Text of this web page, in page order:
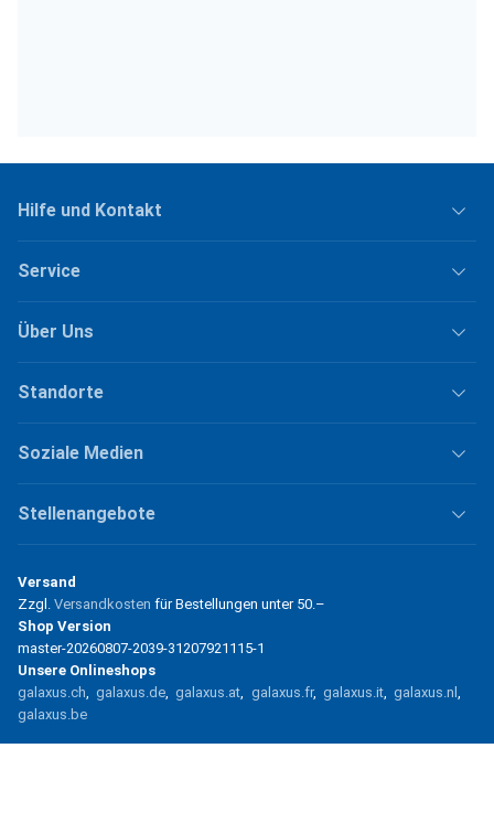
Hilfe und Kontakt
Service
Über Uns
Standorte
Soziale Medien
Stellenangebote
Versand
Zzgl. Versandkosten für Bestellungen unter 50.–
Shop Version
master-20260807-2039-31207921115-1
Unsere Onlineshops
galaxus.ch
galaxus.de galaxus.at galaxus.fr galaxus.it
galaxus.nl
galaxus.be